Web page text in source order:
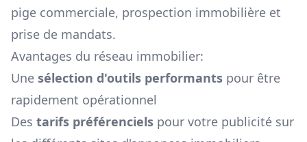
pige commerciale, prospection immobilière et
prise de mandats.
Avantages du réseau immobilier:
Une sélection d'outils performants pour être
rapidement opérationnel
Des tarifs préférenciels pour votre publicité sur